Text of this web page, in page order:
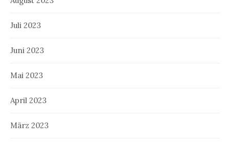
Juli 2023
Juni 2023
Mai 2023
April 2023
März 2023